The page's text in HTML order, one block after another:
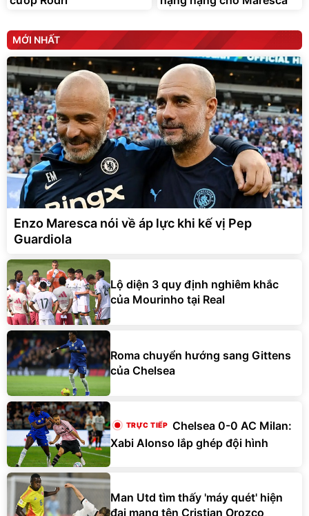
Enzo Maresca nói về áp lực khi kế vị Pep
của Chelsea
Xabi Alonso lắp ghép đội hình